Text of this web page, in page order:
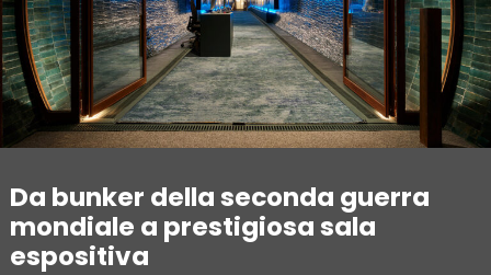
Da bunker della seconda guerra
mondiale a prestigiosa sala
espositiva